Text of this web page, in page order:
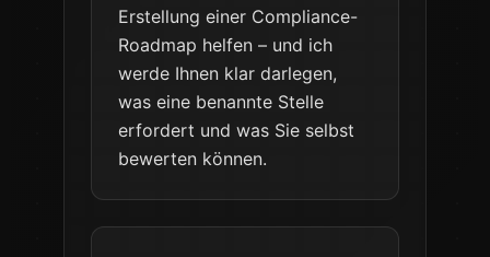
Erstellung einer Compliance-
Roadmap helfen – und ich
werde Ihnen klar darlegen,
was eine benannte Stelle
erfordert und was Sie selbst
bewerten können.